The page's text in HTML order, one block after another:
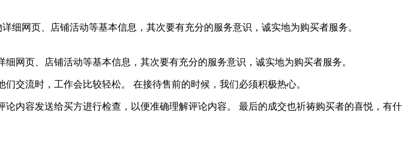
网页、店铺活动等基本信息，其次要有充分的服务意识，诚实地为购买者服务。
页、店铺活动等基本信息，其次要有充分的服务意识，诚实地为购买者服务。
流时，工作会比较轻松。 在接待售前的时候，我们必须积极热心。
容发送给买方进行检查，以便准确理解评论内容。 最后的成交也祈祷购买者的喜悦，有什